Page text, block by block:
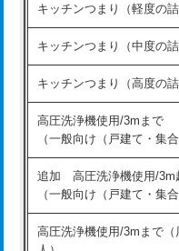
排水管工事（排水管工事/3
排水管工事（追加 排水管
マス交換（深さ50㎝未満）
マス交換（深さ50㎝以上
コンクリート斫り（厚さ
式・ワンホール）)
交換・取付(排水栓・排水
持込商品取付（単水栓）
持込商品取付（混合水栓）
キッチンつまり（軽度の詰
キッチンつまり（中度の詰
キッチンつまり（高度の詰
高圧洗浄機使用/3mまで
（一般向け（戸建て・集合
追加 高圧洗浄機使用/3m
（一般向け（戸建て・集合
高圧洗浄機使用/3mまで（